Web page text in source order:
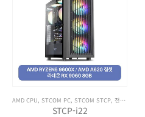
AMD CPU, STCOM PC, STCOM STCP, 전체 제품보기
STCP-i22